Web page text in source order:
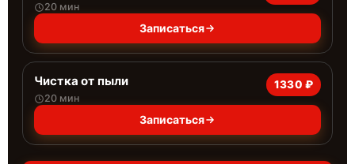
20 мин
Записаться
Чистка от пыли
20 мин
1330 ₽
Записаться